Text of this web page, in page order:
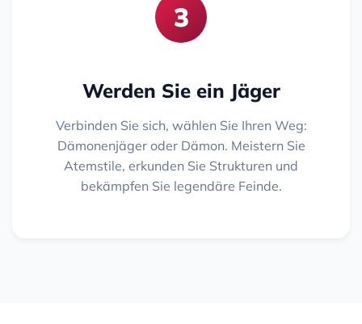
3
Werden Sie ein Jäger
Verbinden Sie sich, wählen Sie Ihren Weg:
Dämonenjäger oder Dämon. Meistern Sie
Atemstile, erkunden Sie Strukturen und
bekämpfen Sie legendäre Feinde.